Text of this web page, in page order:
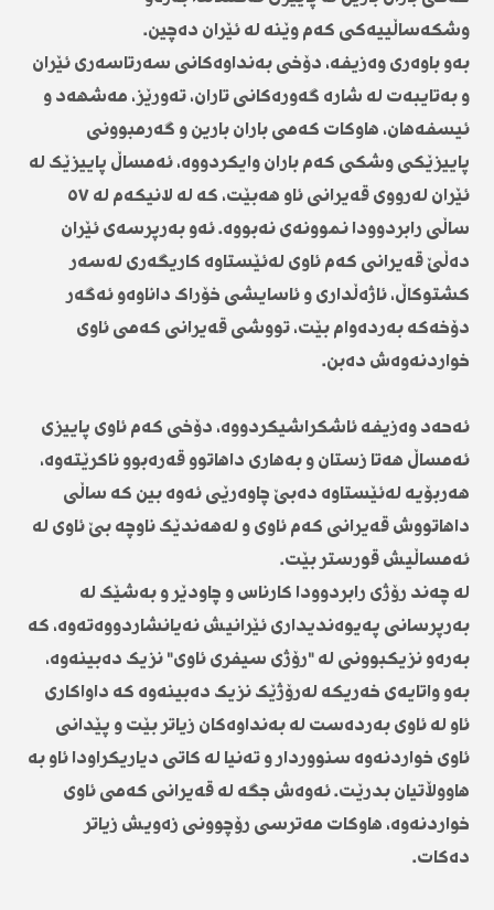
وشکەساڵییەکی کەم وێنە لە ئێران دەچین.
بەو باوەری وەزیفە، دۆخی بەنداوەکانی سەرتاسەری ئێران
و بەتایبەت لە شارە گەورەکانی تاران، تەورێز، مەشهەد و
ئیسفەهان، هاوکات کەمی باران بارین و گەرمبوونی
پاییزێکی وشکی کەم باران وایکردووە، ئەمساڵ پاییزێک لە
ئێران لەرووی قەیرانی ئاو هەبێت، کە لە لانیکەم لە ٥٧
ساڵی رابردوودا نموونەی نەبووە. ئەو بەرپرسەی ئێران
دەڵێ قەیرانی کەم ئاوی لەئێستاوە کاریگەری لەسەر
کشتوکاڵ، ئاژەڵداری و ئاسایشی خۆراک داناوەو ئەگەر
دۆخەکە بەردەوام بێت، تووشی قەیرانی کەمی ئاوی
خواردنەوەش دەبن.
ئەحەد وەزیفە ئاشکراشیکردووە، دۆخی کەم ئاوی پاییزی
ئەمساڵ هەتا زستان و بەهاری داهاتوو قەرەبوو ناکرێتەوە،
هەربۆیە لەئێستاوە دەبێ چاوەرێی ئەوە بین کە ساڵی
داهاتووش قەیرانی کەم ئاوی و لەهەندێک ناوچە بێ ئاوی لە
ئەمساڵیش قورستر بێت.
لە چەند رۆژی رابردوودا کارناس و چاودێر و بەشێک لە
بەرپرسانی پەیوەندیداری ئێرانیش نەیانشاردووەتەوە، کە
بەرەو نزیکبوونی لە "رۆژی سیفری ئاوی" نزیک دەبینەوە،
بەو واتایەی خەریکە لەرۆژێک نزیک دەبینەوە کە داواکاری
ئاو لە ئاوی بەردەست لە بەنداوەکان زیاتر بێت و پێدانی
ئاوی خواردنەوە سنووردار و تەنیا لە کاتی دیاریکراودا ئاو بە
هاووڵاتیان بدرێت. ئەوەش جگە لە قەیرانی کەمی ئاوی
خواردنەوە، هاوکات مەترسی رۆچوونی زەویش زیاتر
دەکات.